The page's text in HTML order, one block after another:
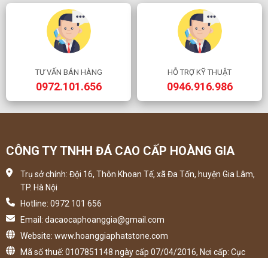
TƯ VẤN BÁN HÀNG
0972.101.656
HỖ TRỢ KỸ THUẬT
0946.916.986
CÔNG TY TNHH ĐÁ CAO CẤP HOÀNG GIA
Trụ sở chính: Đội 16, Thôn Khoan Tế, xã Đa Tốn, huyện Gia Lâm,
TP. Hà Nội
Hotline: 0972 101 656
Email: dacaocaphoanggia@gmail.com
Website: www.hoanggiaphatstone.com
Mã số thuế: 0107851148 ngày cấp 07/04/2016, Nơi cấp: Cục